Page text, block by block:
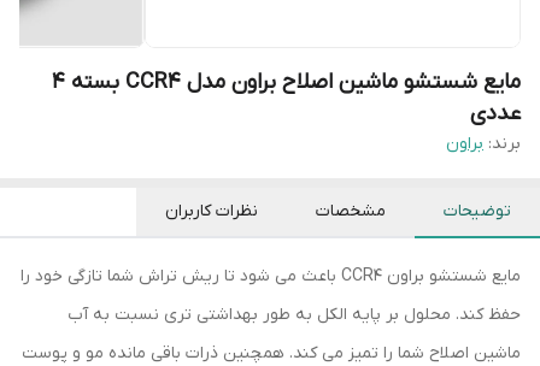
مایع شستشو ماشین اصلاح براون مدل CCR4 بسته 4
عددی
برند: براون
توضیحات مشخصات نظرات کاربران
مایع شستشو براون CCR4 باعث می شود تا ریش تراش شما تازگی خود را
حفظ کند. محلول بر پایه الکل به طور بهداشتی تری نسبت به آب
ماشین اصلاح شما را تمیز می کند. همچنین ذرات باقی مانده مو و پوست